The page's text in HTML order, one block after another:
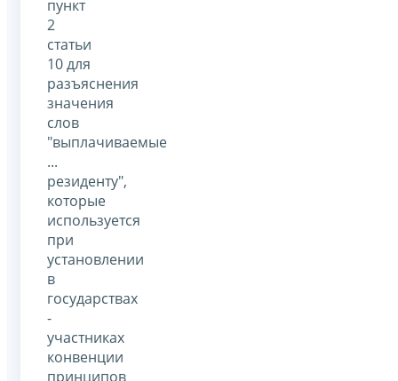
пункт
2
статьи
10 для
разъяснения
значения
слов
"выплачиваемые
...
резиденту",
которые
используется
при
установлении
в
государствах
-
участниках
конвенции
принципов